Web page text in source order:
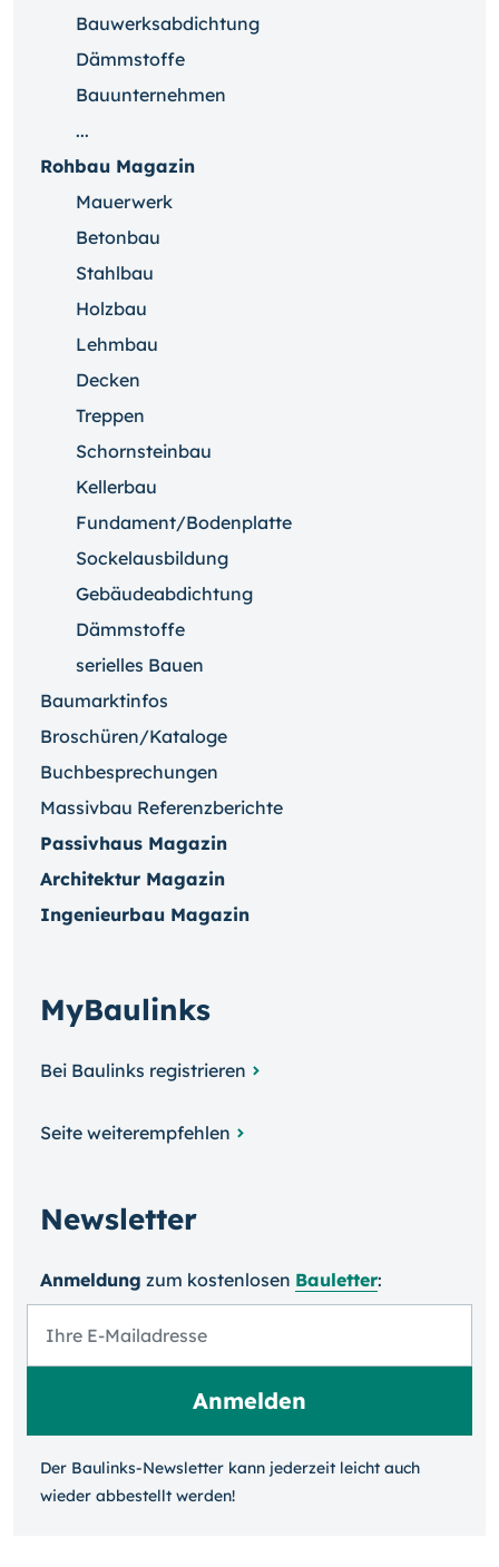
Bauwerksabdichtung
Dämmstoffe
Bauunternehmen
...
Rohbau Magazin
Mauerwerk
Betonbau
Stahlbau
Holzbau
Lehmbau
Decken
Treppen
Schornsteinbau
Kellerbau
Fundament/Bodenplatte
Sockelausbildung
Gebäudeabdichtung
Dämmstoffe
serielles Bauen
Baumarktinfos
Broschüren/Kataloge
Buchbesprechungen
Massivbau Referenzberichte
Passivhaus Magazin
Architektur Magazin
Ingenieurbau Magazin
MyBaulinks
Bei Baulinks registrieren
Seite weiterempfehlen
Newsletter
Anmeldung zum kosten­losen Bauletter:
Der Baulinks-Newsletter kann jeder­zeit leicht auch
wieder ab­bestellt werden!